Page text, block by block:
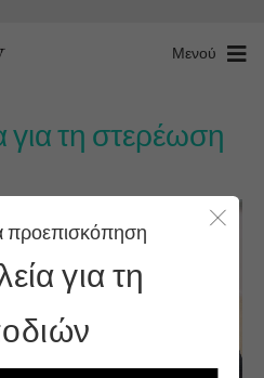
Μενού
για τη στερέωση
προεπισκόπηση
για τη